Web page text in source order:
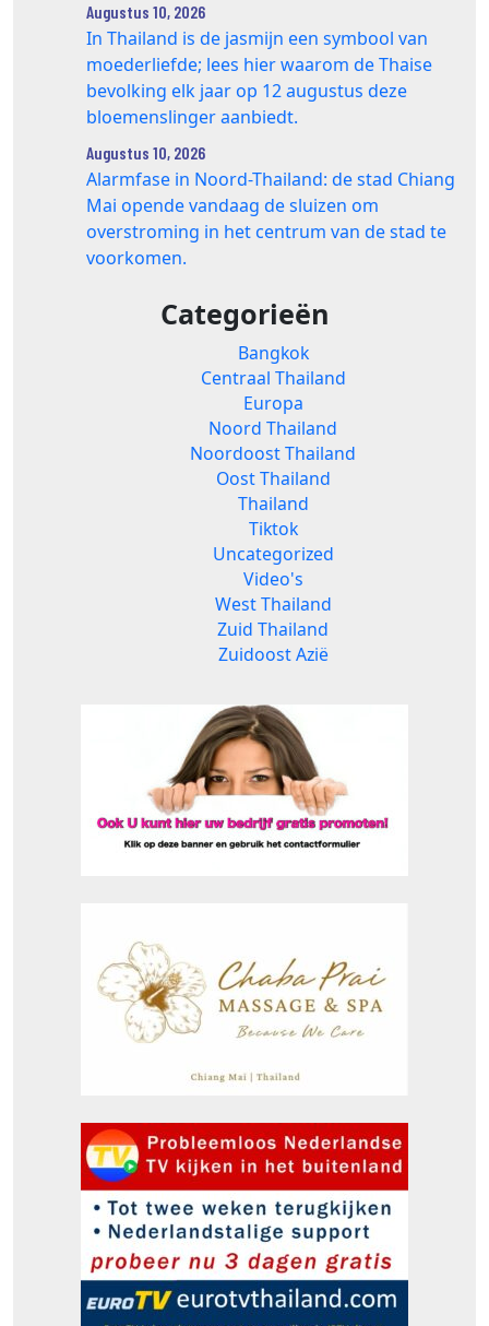
Augustus 10, 2026
In Thailand is de jasmijn een symbool van
moederliefde; lees hier waarom de Thaise
bevolking elk jaar op 12 augustus deze
bloemenslinger aanbiedt.
Augustus 10, 2026
Alarmfase in Noord-Thailand: de stad Chiang
Mai opende vandaag de sluizen om
overstroming in het centrum van de stad te
voorkomen.
Categorieën
Bangkok
Centraal Thailand
Europa
Noord Thailand
Noordoost Thailand
Oost Thailand
Thailand
Tiktok
Uncategorized
Video's
West Thailand
Zuid Thailand
Zuidoost Azië